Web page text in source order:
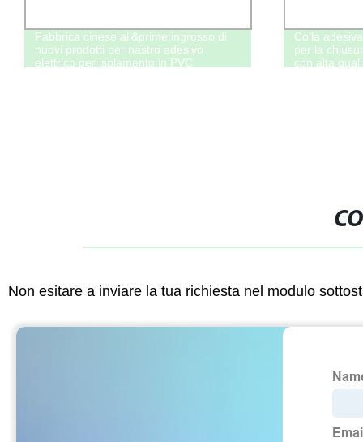
Fabbrica cinese all&prime;ingrosso di
nuovi prodotti per nastro adesivo
elettrico per isolamento in PVC
Colla
per la
con alta
Non esitare a inviare la tua richiesta nel modulo